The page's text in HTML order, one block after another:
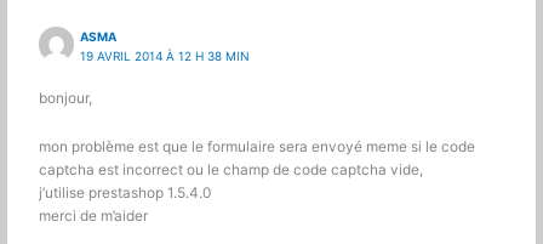
ASMA
19 AVRIL 2014 À 12 H 38 MIN
bonjour,
mon problème est que le formulaire sera envoyé meme si le code
captcha est incorrect ou le champ de code captcha vide,
j’utilise prestashop 1.5.4.0
merci de m’aider